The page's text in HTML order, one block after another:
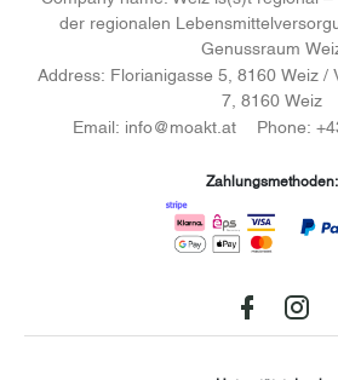
der regionalen
Genussraum
Address: Florianigasse 5, 8160 Weiz /
7, 8160 Weiz
Email: info@moakt.at Phone:
Zahlungsmethoden: